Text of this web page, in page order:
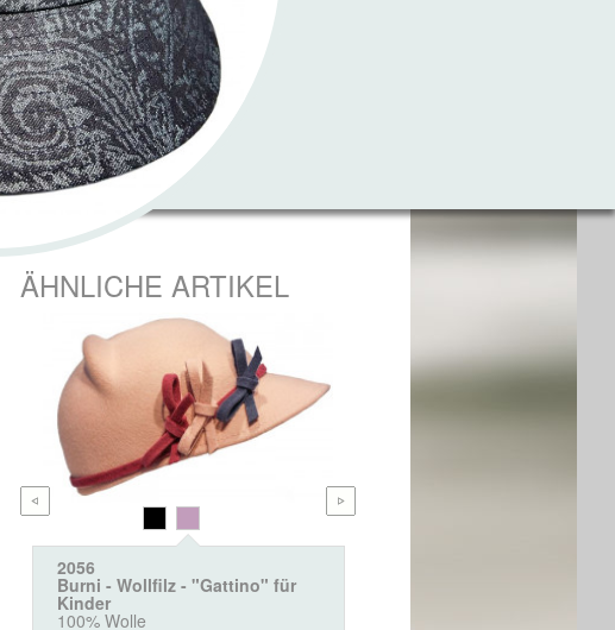
ÄHNLICHE ARTIKEL
2056
Burni - Wollfilz - "Gattino" für
Kinder
100% Wolle